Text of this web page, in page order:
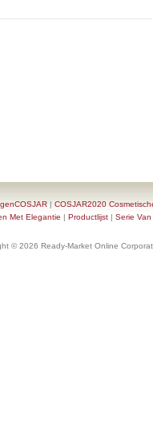
| COSJAR2020
Met Elegantie | Productlijst | Serie
© 2026 Ready-Market Online